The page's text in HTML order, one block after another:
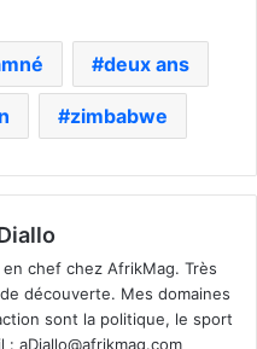
deux ans
zimbabwe
chef chez AfrikMag. Très
découverte. Mes domaines
sont la politique, le sport
: aDiallo@afrikmag.com